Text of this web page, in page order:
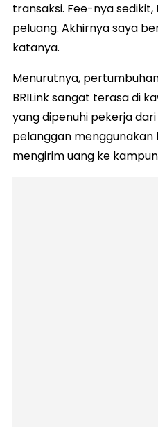
transaksi. Fee-nya
peluang. Akhirnya saya
katanya.
Menurutnya,
BRILink sangat terasa di
yang dipenuhi pekerja dari
pelanggan
mengirim uang ke